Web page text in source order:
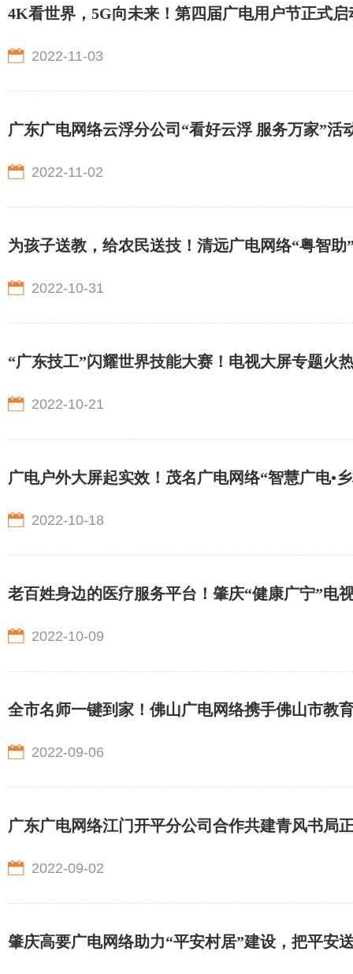
4K看世界，5G向未来！第四届广电用户节正式
2022-11-03
广东广电网络云浮分公司“看好云浮 服务万家”活
2022-11-02
为孩子送教，给农民送技！清远广电网络“粤智
2022-10-31
“广东技工”闪耀世界技能大赛！电视大屏专题火
2022-10-21
广电户外大屏起实效！茂名广电网络“智慧广电•
2022-10-18
老百姓身边的医疗服务平台！肇庆“健康广宁”电
2022-10-09
全市名师一键到家！佛山广电网络携手佛山市教
2022-09-06
广东广电网络江门开平分公司合作共建青风书局
2022-09-02
肇庆高要广电网络助力“平安村居”建设，把平安